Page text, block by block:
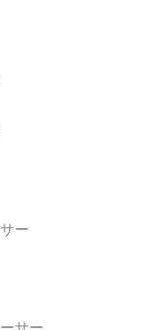
ー